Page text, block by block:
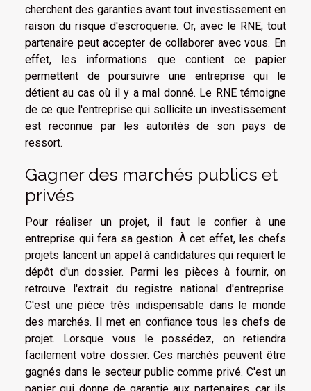
cherchent des garanties avant tout investissement en
raison du risque d'escroquerie. Or, avec le RNE, tout
partenaire peut accepter de collaborer avec vous. En
effet, les informations que contient ce papier
permettent de poursuivre une entreprise qui le
détient au cas où il y a mal donné. Le RNE témoigne
de ce que l'entreprise qui sollicite un investissement
est reconnue par les autorités de son pays de
ressort.
Gagner des marchés publics et
privés
Pour réaliser un projet, il faut le confier à une
entreprise qui fera sa gestion. À cet effet, les chefs
projets lancent un appel à candidatures qui requiert le
dépôt d'un dossier. Parmi les pièces à fournir, on
retrouve l'extrait du registre national d'entreprise.
C'est une pièce très indispensable dans le monde
des marchés. Il met en confiance tous les chefs de
projet. Lorsque vous le possédez, on retiendra
facilement votre dossier. Ces marchés peuvent être
gagnés dans le secteur public comme privé. C'est un